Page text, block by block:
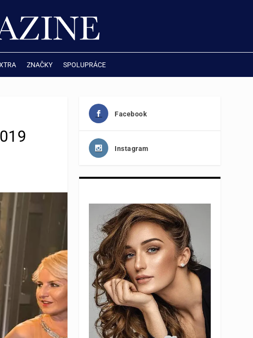
ZNAČKY SPOLUPRÁCE
Facebook
Instagram